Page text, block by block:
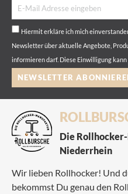
Hiermit erkläre ich mich
Newsletter über aktuelle Angebote,
informieren darf. Diese Einwilligung
NEWSLETTER
Die
Niederrhein
Wir lieben Rollhocker! Und
bekommst Du genau den